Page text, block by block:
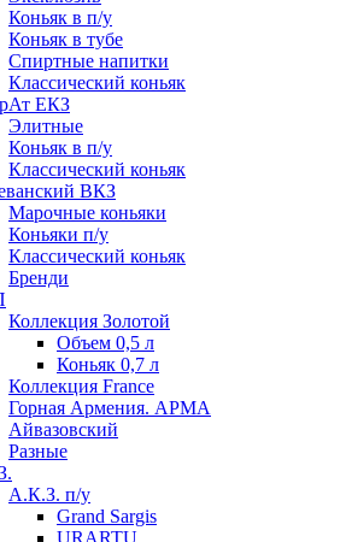
Коньяк в п/у
Коньяк в тубе
Спиртные напитки
Классический коньяк
ЕКЗ
Элитные
Коньяк в п/у
Классический коньяк
ВКЗ
Марочные коньяки
Коньяки п/у
Классический коньяк
Бренди
Коллекция Золотой
Объем 0,5 л
Коньяк 0,7 л
Коллекция France
Горная Армения. АРМА
Айвазовский
Разные
А.К.З. п/у
Grand Sargis
URARTU